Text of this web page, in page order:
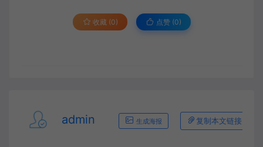
收藏 (0) 点赞 (0)
admin 生成海报 复制本文链接